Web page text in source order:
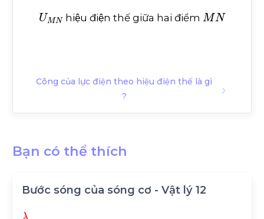
UM N
hiệu điện thế giữa hai điểm MN
Công của lực điện theo hiệu điện thế là gì
?
Bạn có thể thích
Bước sóng của sóng cơ - Vật lý 12
λ